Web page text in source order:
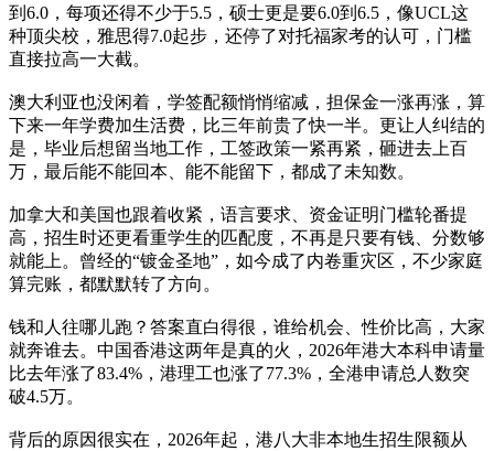
到6.0，每项还得不少于5.5，硕士更是要6.0到6.5，像UCL这
种顶尖校，雅思得7.0起步，还停了对托福家考的认可，门槛
直接拉高一大截。
澳大利亚也没闲着，学签配额悄悄缩减，担保金一涨再涨，算
下来一年学费加生活费，比三年前贵了快一半。更让人纠结的
是，毕业后想留当地工作，工签政策一紧再紧，砸进去上百
万，最后能不能回本、能不能留下，都成了未知数。
加拿大和美国也跟着收紧，语言要求、资金证明门槛轮番提
高，招生时还更看重学生的匹配度，不再是只要有钱、分数够
就能上。曾经的“镀金圣地”，如今成了内卷重灾区，不少家庭
算完账，都默默转了方向。
钱和人往哪儿跑？答案直白得很，谁给机会、性价比高，大家
就奔谁去。中国香港这两年是真的火，2026年港大本科申请量
比去年涨了83.4%，港理工也涨了77.3%，全港申请总人数突
破4.5万。
背后的原因很实在，2026年起，港八大非本地生招生限额从